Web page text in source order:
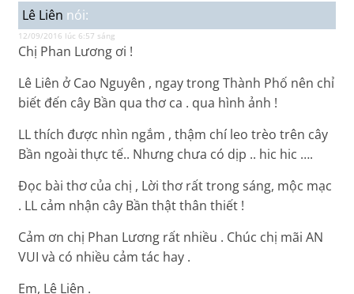
Lê Liên nói:
12/09/2016 lúc 6:57 sáng
Chị Phan Lương ơi !
Lê Liên ở Cao Nguyên , ngay trong Thành Phố nên chỉ
biết đến cây Bần qua thơ ca . qua hình ảnh !
LL thích được nhìn ngắm , thậm chí leo trèo trên cây
Bần ngoài thực tế.. Nhưng chưa có dịp .. hic hic ….
Đọc bài thơ của chị , Lời thơ rất trong sáng, mộc mạc
. LL cảm nhận cây Bần thật thân thiết !
Cảm ơn chị Phan Lương rất nhiều . Chúc chị mãi AN
VUI và có nhiều cảm tác hay .
Em, Lê Liên .